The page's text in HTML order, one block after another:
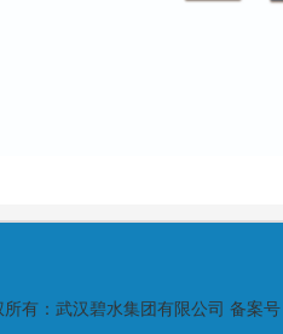
所有：武汉碧水集团有限公司 备案